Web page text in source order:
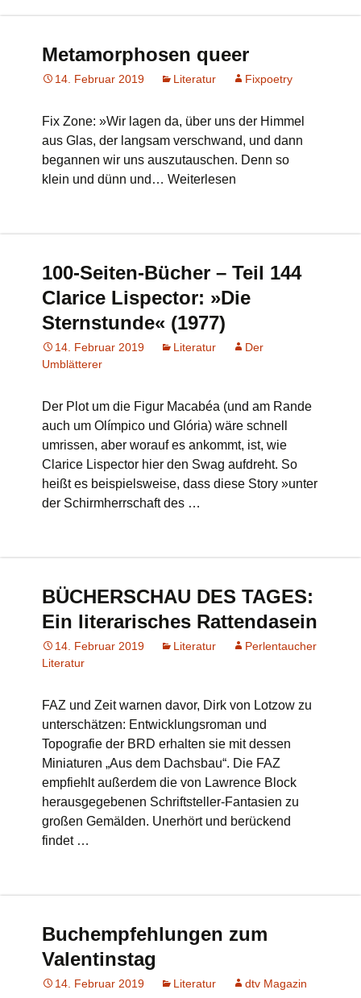
Metamorphosen queer
14. Februar 2019 Literatur Fixpoetry
Fix Zone: »Wir lagen da, über uns der Himmel
aus Glas, der langsam verschwand, und dann
begannen wir uns auszutauschen. Denn so
klein und dünn und… Weiterlesen
100-Seiten-Bücher – Teil 144
Clarice Lispector: »Die
Sternstunde« (1977)
14. Februar 2019 Literatur
Der
Umblätterer
Der Plot um die Figur Macabéa (und am Rande
auch um Olímpico und Glória) wäre schnell
umrissen, aber worauf es ankommt, ist, wie
Clarice Lispector hier den Swag aufdreht. So
heißt es beispielsweise, dass diese Story »unter
der Schirmherrschaft des …
BÜCHERSCHAU DES TAGES:
Ein literarisches Rattendasein
14. Februar 2019 Literatur
Perlentaucher
Literatur
FAZ und Zeit warnen davor, Dirk von Lotzow zu
unterschätzen: Entwicklungsroman und
Topografie der BRD erhalten sie mit dessen
Miniaturen „Aus dem Dachsbau“. Die FAZ
empfiehlt außerdem die von Lawrence Block
herausgegebenen Schriftsteller-Fantasien zu
großen Gemälden. Unerhört und berückend
findet …
Buchempfehlungen zum
Valentinstag
14. Februar 2019 Literatur dtv Magazin